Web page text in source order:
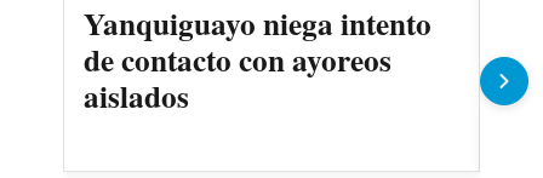
Yanquiguayo niega intento
de contacto con ayoreos
aislados